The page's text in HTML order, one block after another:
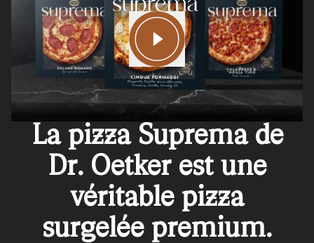
La pizza Suprema de
Dr. Oetker est une
véritable pizza
surgelée premium.